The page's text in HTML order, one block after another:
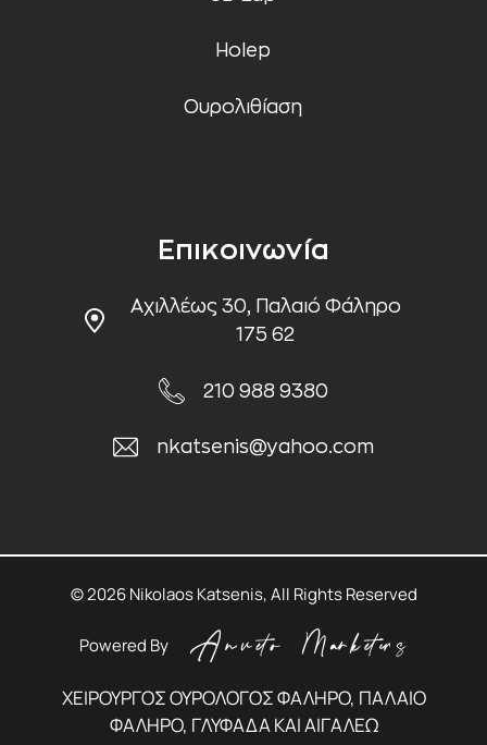
Holep
Ουρολιθίαση
Επικοινωνία
Αχιλλέως 30, Παλαιό Φάληρο
175 62
210 988 9380
nkatsenis@yahoo.com
© 2026 Nikolaos Katsenis, All Rights Reserved
Powered By
ΧΕΙΡΟΥΡΓΟΣ ΟΥΡΟΛΟΓΟΣ ΦΑΛΗΡΟ, ΠΑΛΑΙΟ
ΦΑΛΗΡΟ, ΓΛΥΦΑΔΑ ΚΑΙ ΑΙΓΑΛΕΩ